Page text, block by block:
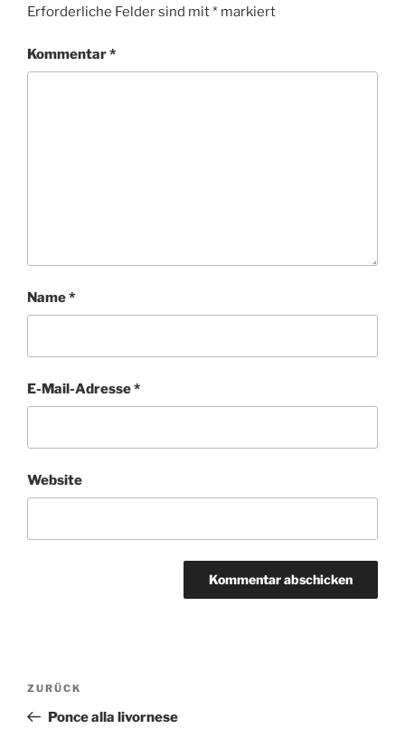
Erforderliche Felder sind mit* markiert
Kommentar*
Name*
E-Mail-Adresse*
Website
e
r
Beitragsnavigation
Vorheriger
Beitrag
ZURÜCK
Ponce alla livornese